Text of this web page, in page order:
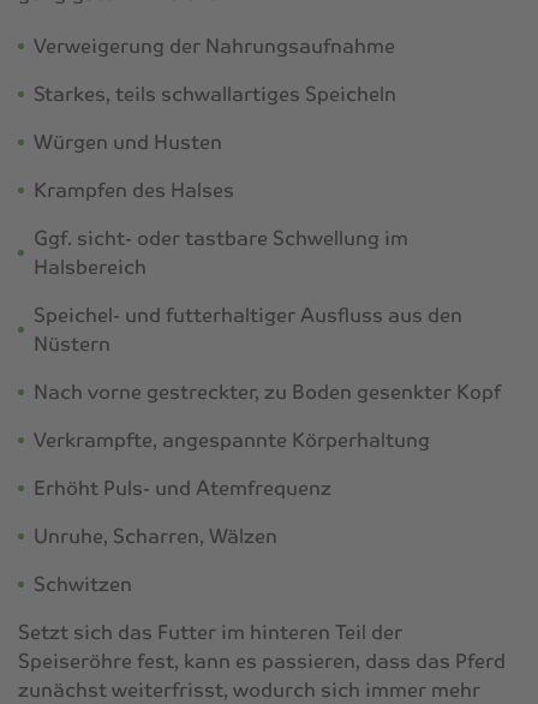
Verweigerung der Nahrungsaufnahme
Starkes, teils schwallartiges Speicheln
Würgen und Husten
Krampfen des Halses
Ggf. sicht- oder tastbare Schwellung im
Halsbereich
Speichel- und futterhaltiger Ausfluss aus den
Nüstern
Nach vorne gestreckter, zu Boden gesenkter Kopf
Verkrampfte, angespannte Körperhaltung
Erhöht Puls- und Atemfrequenz
Unruhe, Scharren, Wälzen
Schwitzen
Setzt sich das Futter im hinteren Teil der
Speiseröhre fest, kann es passieren, dass das Pferd
zunächst weiterfrisst, wodurch sich immer mehr